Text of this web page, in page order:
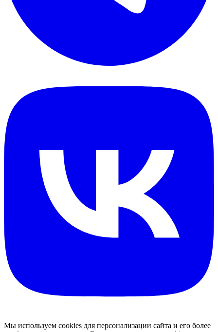
Мы используем cookies для персонализации сайта и его более